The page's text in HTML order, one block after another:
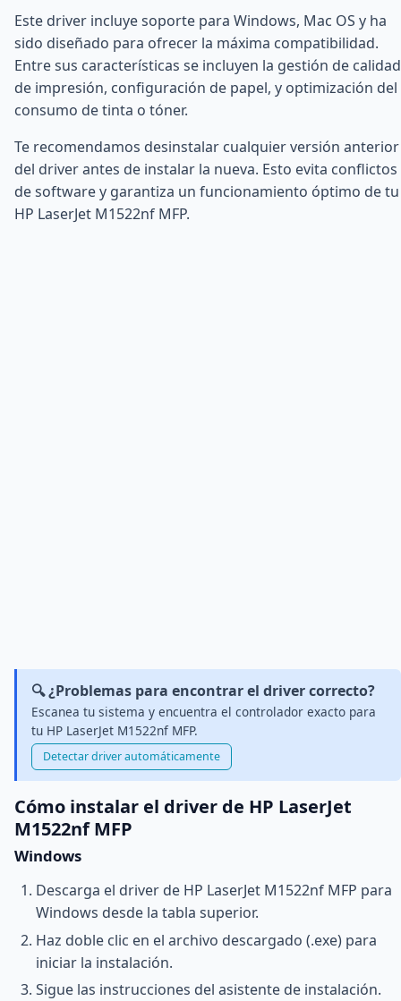
Este driver incluye soporte para Windows, Mac OS y ha
sido diseñado para ofrecer la máxima compatibilidad.
Entre sus características se incluyen la gestión de calidad
de impresión, configuración de papel, y optimización del
consumo de tinta o tóner.
Te recomendamos desinstalar cualquier versión anterior
del driver antes de instalar la nueva. Esto evita conflictos
de software y garantiza un funcionamiento óptimo de tu
HP LaserJet M1522nf MFP.
🔍 ¿Problemas para encontrar el driver correcto?
Escanea tu sistema y encuentra el controlador exacto para
tu HP LaserJet M1522nf MFP.
Detectar driver automáticamente
Cómo instalar el driver de HP LaserJet
M1522nf MFP
Windows
Descarga el driver de HP LaserJet M1522nf MFP para
Windows desde la tabla superior.
Haz doble clic en el archivo descargado (.exe) para
iniciar la instalación.
Sigue las instrucciones del asistente de instalación.